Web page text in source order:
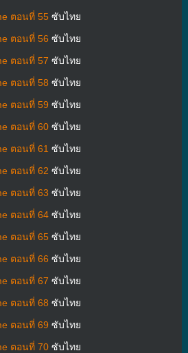
ตอนที่ 55ซับไทย
ตอนที่ 56 ซับไทย
ตอนที่ 57 ซับไทย
ตอนที่ 58 ซับไทย
ตอนที่ 59 ซับไทย
ตอนที่ 60ซับไทย
ตอนที่ 61 ซับไทย
ตอนที่ 62 ซับไทย
ตอนที่ 63 ซับไทย
ตอนที่ 64ซับไทย
ตอนที่ 65ซับไทย
ตอนที่ 66 ซับไทย
ตอนที่ 67 ซับไทย
ตอนที่ 68 ซับไทย
ตอนที่ 69 ซับไทย
ตอนที่ 70ซับไทย